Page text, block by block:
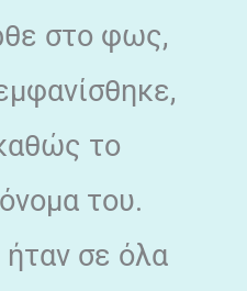
στο φως,
το
του.
σε όλα